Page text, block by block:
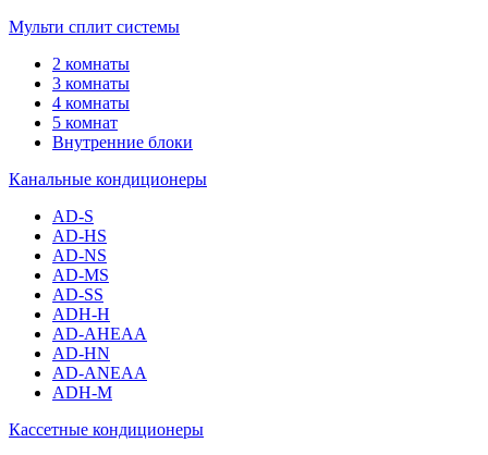
Мульти сплит системы
2 комнаты
3 комнаты
4 комнаты
5 комнат
Внутренние блоки
Канальные кондиционеры
AD-S
AD-HS
AD-NS
AD-MS
AD-SS
ADH-H
AD-AHEAA
AD-HN
AD-ANEAA
ADH-M
Кассетные кондиционеры